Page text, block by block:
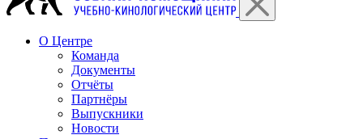
О Центре
Команда
Документы
Отчёты
Партнёры
Выпускники
Новости